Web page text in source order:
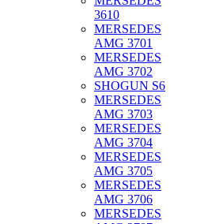
3610
MERSEDES
AMG 3701
MERSEDES
AMG 3702
SHOGUN S6
MERSEDES
AMG 3703
MERSEDES
AMG 3704
MERSEDES
AMG 3705
MERSEDES
AMG 3706
MERSEDES